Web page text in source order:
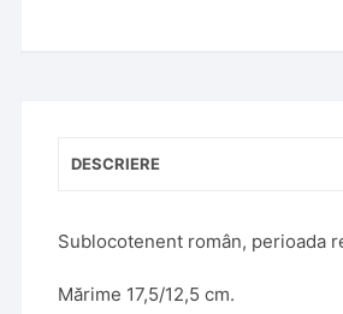
DESCRIERE
Sublocotenent român, perioada
Mărime 17,5/12,5 cm.